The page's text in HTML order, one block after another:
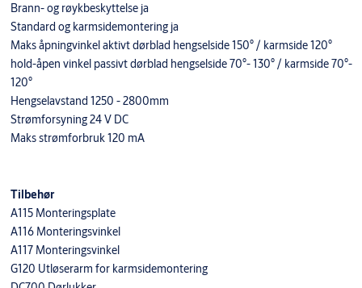
Brann- og røykbeskyttelse ja
Standard og karmsidemontering ja
Maks åpningvinkel aktivt dørblad hengselside 150° / karmside 120°
hold-åpen vinkel passivt dørblad hengselside 70°- 130° / karmside 70°-
120°
Hengselavstand 1250 - 2800mm
Strømforsyning 24 V DC
Maks strømforbruk 120 mA
Tilbehør
A115 Monteringsplate
A116 Monteringsvinkel
A117 Monteringsvinkel
G120 Utløserarm for karmsidemontering